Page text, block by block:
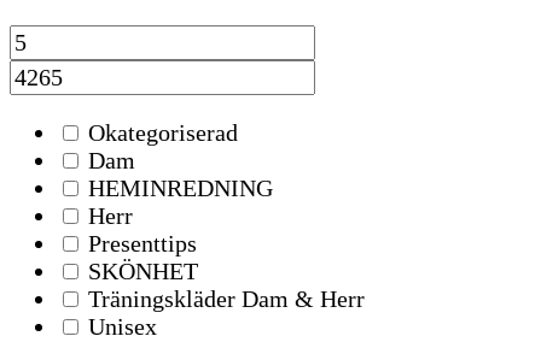
Okategoriserad
Dam
HEMINREDNING
Herr
Presenttips
SKÖNHET
Träningskläder Dam & Herr
Unisex